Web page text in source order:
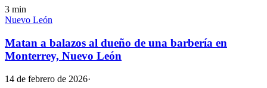
3 min
Nuevo León
Matan a balazos al dueño de una barbería en
Monterrey, Nuevo León
14 de febrero de 2026·